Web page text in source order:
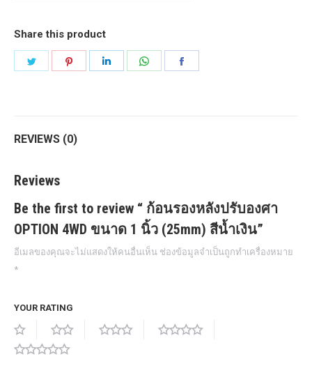
นิ้ว
(25mm)
สีน้ำเงิน
Share this product
REVIEWS (0)
Reviews
Be the first to review “ ก้อนรองหลังปรับองศา
OPTION 4WD ขนาด 1 นิ้ว (25mm) สีน้ำเงิน”
อีเมลของคุณจะไม่แสดงให้คนอื่นเห็น ช่องข้อมูลจำเป็นถูกทำเครื่องหมาย
*
YOUR RATING